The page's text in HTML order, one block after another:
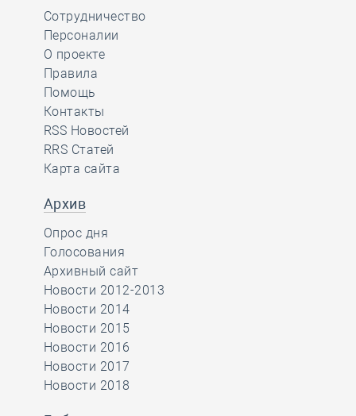
Сотрудничество
Персоналии
О проекте
Правила
Помощь
Контакты
RSS Новостей
RRS Статей
Карта сайта
Архив
Опрос дня
Голосования
Архивный сайт
Новости 2012-2013
Новости 2014
Новости 2015
Новости 2016
Новости 2017
Новости 2018